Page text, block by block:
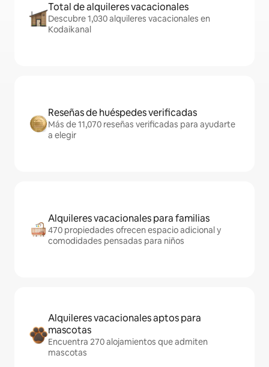
Total de alquileres vacacionales
Descubre 1,030 alquileres vacacionales en
Kodaikanal
Reseñas de huéspedes verificadas
Más de 11,070 reseñas verificadas para ayudarte
a elegir
Alquileres vacacionales para familias
470 propiedades ofrecen espacio adicional y
comodidades pensadas para niños
Alquileres vacacionales aptos para
mascotas
Encuentra 270 alojamientos que admiten
mascotas